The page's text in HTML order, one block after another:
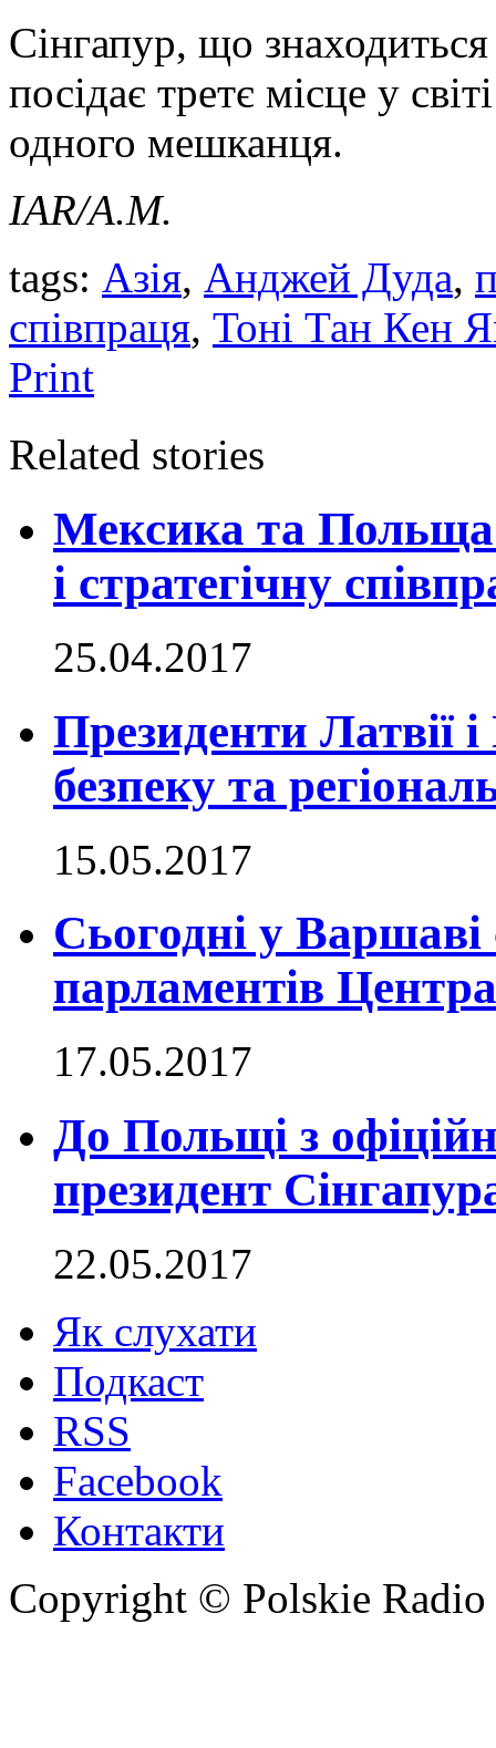
Сінгапур, що
посідає третє місце у
одного мешканця.
IAR/А.М.
tags: Азія, Анджей Дуда,
співпраця, Тоні Тан Кен
Print
Related stories
Мексика та
і стратегічну
25.04.2017
Президенти Латвії
безпеку та
15.05.2017
Сьогодні у Варшаві
парламентів
17.05.2017
До Польщі з
президент
22.05.2017
Як слухати
Подкаст
RSS
Facebook
Контакти
Copyright © Polskie